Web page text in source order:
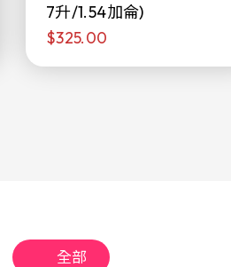
7升/1.54加侖)
$325.00
全部